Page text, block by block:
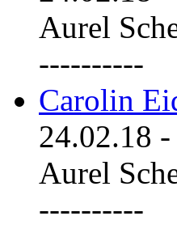
Aurel
----------
Carolin
24.02.18 -
Aurel
----------